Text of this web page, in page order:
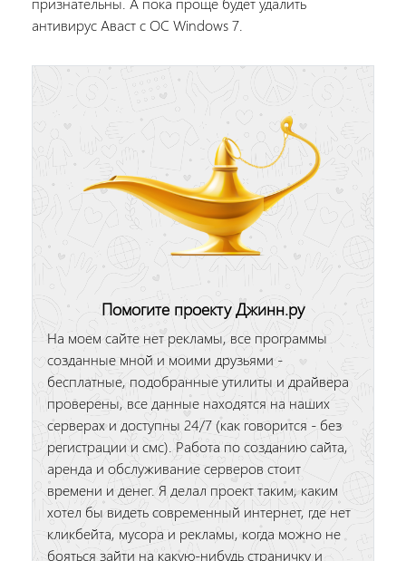
антивирус Аваст с ОС Windows 7.
Помогите проекту Джинн.ру
На моем сайте нет рекламы, все программы
созданные мной и моими друзьями -
бесплатные, подобранные утилиты и драйвера
проверены, все данные находятся на наших
серверах и доступны 24/7 (как говорится - без
регистрации и смс). Работа по созданию сайта,
аренда и обслуживание серверов стоит
времени и денег. Я делал проект таким, каким
хотел бы видеть современный интернет, где нет
кликбейта, мусора и рекламы, когда можно не
бояться зайти на какую-нибудь страничку и